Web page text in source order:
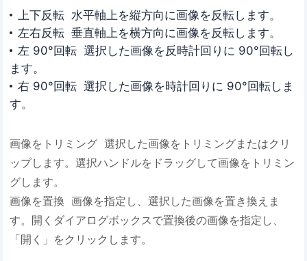
上下反転 水平軸上を縦方向に画像を反転します。
左右反転 垂直軸上を横方向に画像を反転します。
左 90°回転 選択した画像を反時計回りに 90°回転し
ます。
右 90°回転 選択した画像を時計回りに 90°回転しま
す。
画像をトリミング 選択した画像をトリミングまたはクリ
ップします。選択ハンドルをドラッグして画像をトリミン
グします。
画像を置換 画像を指定し、選択した画像を置き換えま
す。開くダイアログボックスで置換後の画像を指定し、
「開く」をクリックします。